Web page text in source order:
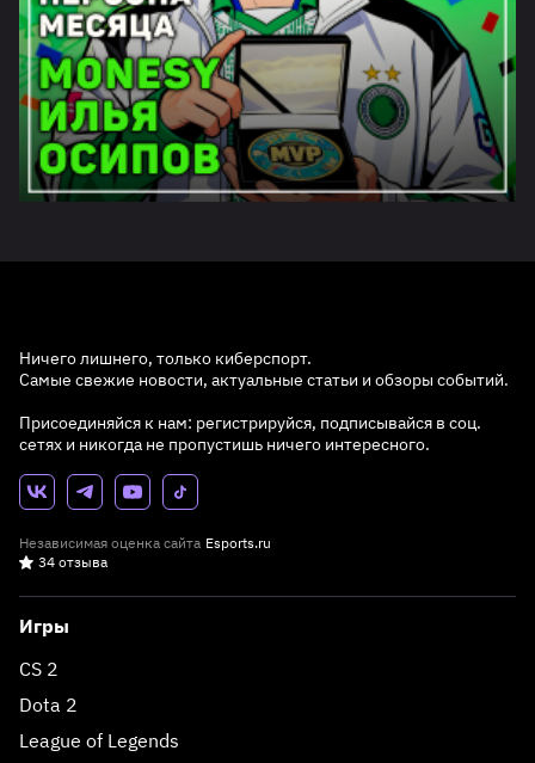
Ничего лишнего, только киберспорт.
Самые свежие новости, актуальные статьи и обзоры событий.
Присоединяйся к нам: регистрируйся, подписывайся в соц.
сетях и никогда не пропустишь ничего интересного.
Независимая оценка сайта Esports.ru
34 отзыва
Игры
CS 2
Dota 2
League of Legends